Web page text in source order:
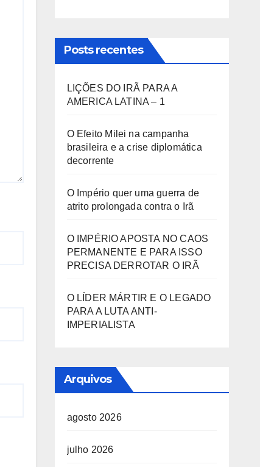
Posts recentes
LIÇÕES DO IRÃ PARA A
AMERICA LATINA – 1
O Efeito Milei na campanha
brasileira e a crise diplomática
decorrente
O Império quer uma guerra de
atrito prolongada contra o Irã
O IMPÉRIO APOSTA NO CAOS
PERMANENTE E PARA ISSO
PRECISA DERROTAR O IRÃ
O LÍDER MÁRTIR E O LEGADO
PARA A LUTA ANTI-
IMPERIALISTA
Arquivos
agosto 2026
julho 2026